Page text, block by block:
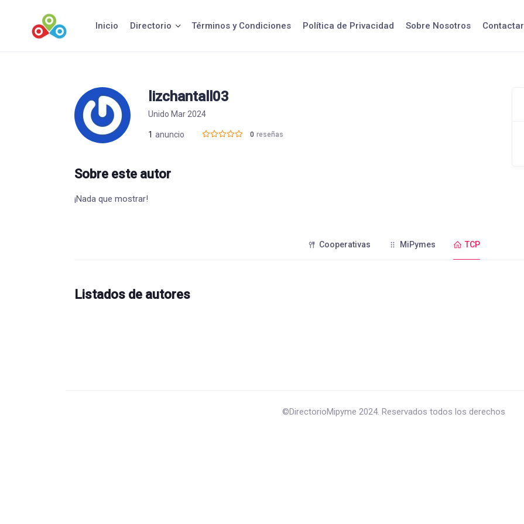
contenido
Inicio Directorio Términos y Condiciones Política de Privacidad Sobre Nosotros Contactar
lizchantall03
Unido Mar 2024
1 anuncio 0 reseñas
Sobre este autor
¡Nada que mostrar!
Cooperativas MiPymes TCP
Listados de autores
©DirectorioMipyme 2024. Reservados todos los derechos